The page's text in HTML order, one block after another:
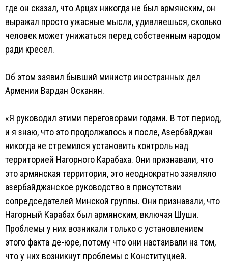
где он сказал, что Арцах никогда не был армянским, он
выражал просто ужасные мысли, удивляешься, сколько
человек может унижаться перед собственным народом
ради кресел.
Об этом заявил бывший министр иностранных дел
Армении Вардан Осканян.
«Я руководил этими переговорами годами. В тот период,
и я знаю, что это продолжалось и после, Азербайджан
никогда не стремился установить контроль над
территорией Нагорного Карабаха. Они признавали, что
это армянская территория, это неоднократно заявляло
азербайджанское руководство в присутствии
сопредседателей Минской группы. Они признавали, что
Нагорный Карабах был армянским, включая Шуши.
Проблемы у них возникали только с установлением
этого факта де-юре, потому что они настаивали на том,
что у них возникнут проблемы с Конституцией.